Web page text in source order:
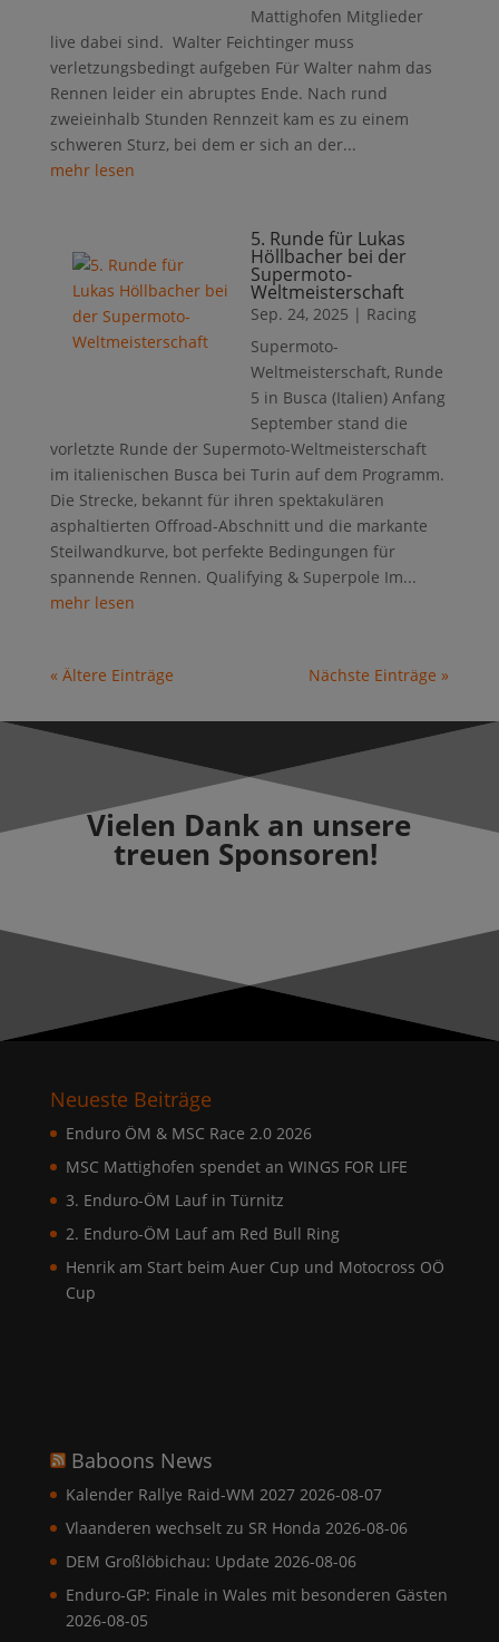
Mattighofen Mitglieder
live dabei sind. Walter Feichtinger muss
verletzungsbedingt aufgeben Für Walter nahm das
Rennen leider ein abruptes Ende. Nach rund
zweieinhalb Stunden Rennzeit kam es zu einem
schweren Sturz, bei dem er sich an der...
mehr lesen
5. Runde für Lukas
Höllbacher bei der
Supermoto-
Weltmeisterschaft
Sep. 24, 2025 | Racing
Supermoto-
Weltmeisterschaft, Runde
5 in Busca (Italien) Anfang
September stand die
vorletzte Runde der Supermoto-Weltmeisterschaft
im italienischen Busca bei Turin auf dem Programm.
Die Strecke, bekannt für ihren spektakulären
asphaltierten Offroad-Abschnitt und die markante
Steilwandkurve, bot perfekte Bedingungen für
spannende Rennen. Qualifying & Superpole Im...
mehr lesen
« Ältere Einträge Nächste Einträge »
Vielen Dank an unsere
treuen Sponsoren!
Neueste Beiträge
Enduro ÖM & MSC Race 2.0 2026
MSC Mattighofen spendet an WINGS FOR LIFE
3. Enduro-ÖM Lauf in Türnitz
2. Enduro-ÖM Lauf am Red Bull Ring
Henrik am Start beim Auer Cup und Motocross OÖ
Cup
Baboons News
Kalender Rallye Raid-WM 2027 2026-08-07
Vlaanderen wechselt zu SR Honda 2026-08-06
DEM Großlöbichau: Update 2026-08-06
Enduro-GP: Finale in Wales mit besonderen Gästen
2026-08-05